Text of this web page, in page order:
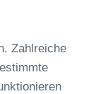
Zahlreiche